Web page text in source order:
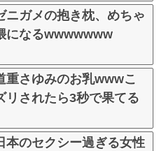
ニガメの抱き枕、めちゃ
になるwwwwwww
重さゆみのお乳wwwこ
リされたら3秒で果てる
本のセクシー過ぎる女性